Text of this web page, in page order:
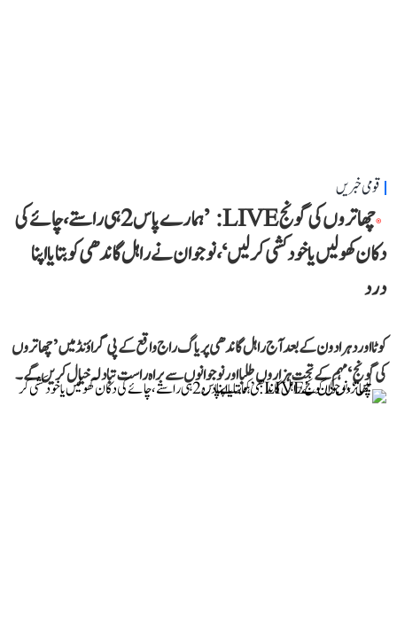
قومی خبریں
چھاتروں کی گونج LIVE: ’ہمارے پاس 2 ہی راستے، چائے کی
دکان کھولیں یا خودکشی کر لیں‘، نوجوان نے راہل گاندھی کو بتایا اپنا
درد
کوٹا اور دہرادون کے بعد آج راہل گاندھی پریاگ راج واقع کے پی گراؤنڈ میں ’چھاتروں
کی گونج‘ مہم کے تحت ہزاروں طلبا اور نوجوانوں سے براہ راست تبادلہ خیال کریں گے۔